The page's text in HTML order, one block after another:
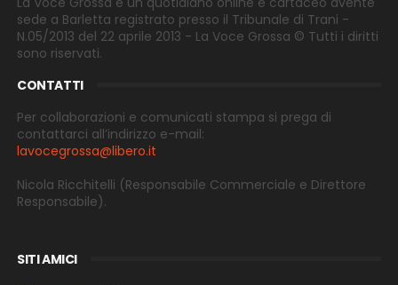
sede a Barletta registrato presso il Tribunale di Trani -
N.05/2013 del 22 aprile 2013 - La Voce Grossa © Tutti i diritti
sono riservati.
CONTATTI
Per collaborazioni e comunicati stampa si prega di
contattarci all’indirizzo e-mail:
lavocegrossa@libero.it
Nicola Ricchitelli (Responsabile Commerciale e Direttore
Responsabile).
SITI AMICI